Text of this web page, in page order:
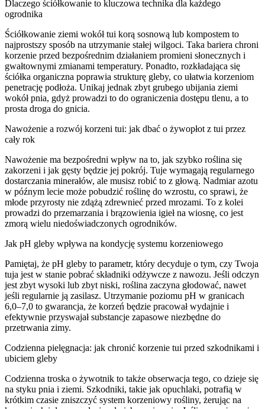
Dlaczego ściółkowanie to kluczowa technika dla każdego
ogrodnika
Ściółkowanie ziemi wokół tui korą sosnową lub kompostem to
najprostszy sposób na utrzymanie stałej wilgoci. Taka bariera chroni
korzenie przed bezpośrednim działaniem promieni słonecznych i
gwałtownymi zmianami temperatury. Ponadto, rozkładająca się
ściółka organiczna poprawia strukturę gleby, co ułatwia korzeniom
penetrację podłoża. Unikaj jednak zbyt grubego ubijania ziemi
wokół pnia, gdyż prowadzi to do ograniczenia dostępu tlenu, a to
prosta droga do gnicia.
Nawożenie a rozwój korzeni tui: jak dbać o żywopłot z tui przez
cały rok
Nawożenie ma bezpośredni wpływ na to, jak szybko roślina się
zakorzeni i jak gęsty będzie jej pokrój. Tuje wymagają regularnego
dostarczania minerałów, ale musisz robić to z głową. Nadmiar azotu
w późnym lecie może pobudzić roślinę do wzrostu, co sprawi, że
młode przyrosty nie zdążą zdrewnieć przed mrozami. To z kolei
prowadzi do przemarzania i brązowienia igieł na wiosnę, co jest
zmorą wielu niedoświadczonych ogrodników.
Jak pH gleby wpływa na kondycję systemu korzeniowego
Pamiętaj, że pH gleby to parametr, który decyduje o tym, czy Twoja
tuja jest w stanie pobrać składniki odżywcze z nawozu. Jeśli odczyn
jest zbyt wysoki lub zbyt niski, roślina zaczyna głodować, nawet
jeśli regularnie ją zasilasz. Utrzymanie poziomu pH w granicach
6,0–7,0 to gwarancja, że korzeń będzie pracował wydajnie i
efektywnie przyswajał substancje zapasowe niezbędne do
przetrwania zimy.
Codzienna pielęgnacja: jak chronić korzenie tui przed szkodnikami i
ubiciem gleby
Codzienna troska o żywotnik to także obserwacja tego, co dzieje się
na styku pnia i ziemi. Szkodniki, takie jak opuchlaki, potrafią w
krótkim czasie zniszczyć system korzeniowy rośliny, żerując na